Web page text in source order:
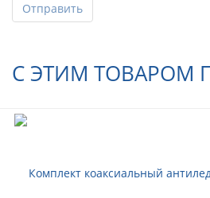
Отправить
С ЭТИМ ТОВАРОМ